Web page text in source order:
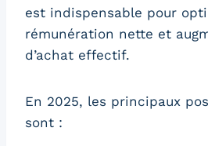
est indispensable pour
rémunération nette et
d’achat effectif.
En 2025, les principaux
sont :